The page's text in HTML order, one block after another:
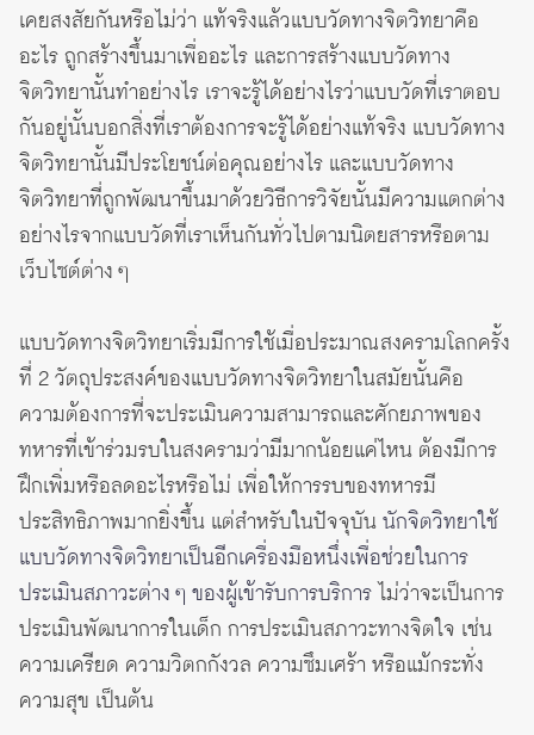
เคยสงสัยกันหรือไม่ว่า แท้จริงแล้วแบบวัดทางจิตวิทยาคือ
อะไร ถูกสร้างขึ้นมาเพื่ออะไร และการสร้างแบบวัดทาง
จิตวิทยานั้นทำอย่างไร เราจะรู้ได้อย่างไรว่าแบบวัดที่เราตอบ
กันอยู่นั้นบอกสิ่งที่เราต้องการจะรู้ได้อย่างแท้จริง แบบวัดทาง
จิตวิทยานั้นมีประโยชน์ต่อคุณอย่างไร และแบบวัดทาง
จิตวิทยาที่ถูกพัฒนาขึ้นมาด้วยวิธีการวิจัยนั้นมีความแตกต่าง
อย่างไรจากแบบวัดที่เราเห็นกันทั่วไปตามนิตยสารหรือตาม
เว็บไซต์ต่าง ๆ
แบบวัดทางจิตวิทยาเริ่มมีการใช้เมื่อประมาณสงครามโลกครั้ง
ที่ 2 วัตถุประสงค์ของแบบวัดทางจิตวิทยาในสมัยนั้นคือ
ความต้องการที่จะประเมินความสามารถและศักยภาพของ
ทหารที่เข้าร่วมรบในสงครามว่ามีมากน้อยแค่ไหน ต้องมีการ
ฝึกเพิ่มหรือลดอะไรหรือไม่ เพื่อให้การรบของทหารมี
ประสิทธิภาพมากยิ่งขึ้น แต่สำหรับในปัจจุบันนักจิตวิทยาใช้
แบบวัดทางจิตวิทยาเป็นอีกเครื่องมือหนึ่งเพื่อช่วยในการ
ประเมินสภาวะต่าง ๆ ของผู้เข้ารับการบริการไม่ว่าจะเป็นการ
ประเมินพัฒนาการในเด็ก การประเมินสภาวะทางจิตใจ เช่น
ความเครียด ความวิตกกังวล ความซึมเศร้า หรือแม้กระทั่ง
ความสุข เป็นต้น